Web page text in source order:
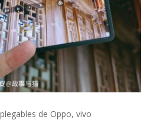
de Oppo, vivo